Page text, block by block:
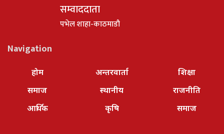
सम्वाददाता
पभेल शाहा-काठमाडौ
Navigation
होम
समाज
आर्थिक
अन्तरवार्ता
स्थानीय
कृषि
शिक्षा
राजनीति
समाज